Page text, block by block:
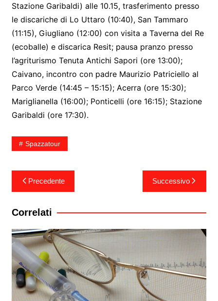
Stazione Garibaldi) alle 10.15, trasferimento presso
le discariche di Lo Uttaro (10:40), San Tammaro
(11:15), Giugliano (12:00) con visita a Taverna del Re
(ecoballe) e discarica Resit; pausa pranzo presso
l’agriturismo Tenuta Antichi Sapori (ore 13:00);
Caivano, incontro con padre Maurizio Patriciello al
Parco Verde (14:45 – 15:15); Acerra (ore 15:30);
Mariglianella (16:00); Ponticelli (ore 16:15); Stazione
Garibaldi (ore 17:30).
Spazzatour
Navigazione
articoli
Precedente Successivo
Correlati